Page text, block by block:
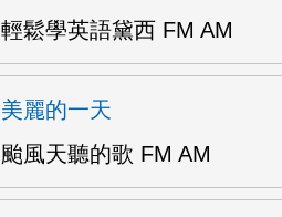
輕鬆學英語黛西 FM AM
美麗的一天
颱風天聽的歌 FM AM